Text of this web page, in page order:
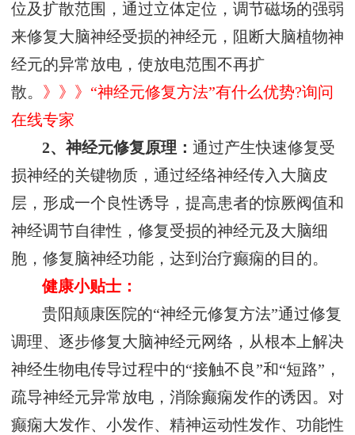
位及扩散范围，通过立体定位，调节磁场的强弱
来修复大脑神经受损的神经元，阻断大脑植物神
经元的异常放电，使放电范围不再扩
散。 》》》“神经元修复方法”有什么优势?询问
在线专家
2、神经元修复原理：通过产生快速修复受
损神经的关键物质，通过经络神经传入大脑皮
层，形成一个良性诱导，提高患者的惊厥阀值和
神经调节自律性，修复受损的神经元及大脑细
胞，修复脑神经功能，达到治疗癫痫的目的。
健康小贴士：
贵阳颠康医院的“神经元修复方法”通过修复
调理、逐步修复大脑神经元网络，从根本上解决
神经生物电传导过程中的“接触不良”和“短路”，
疏导神经元异常放电，消除癫痫发作的诱因。对
癫痫大发作、小发作、精神运动性发作、功能性